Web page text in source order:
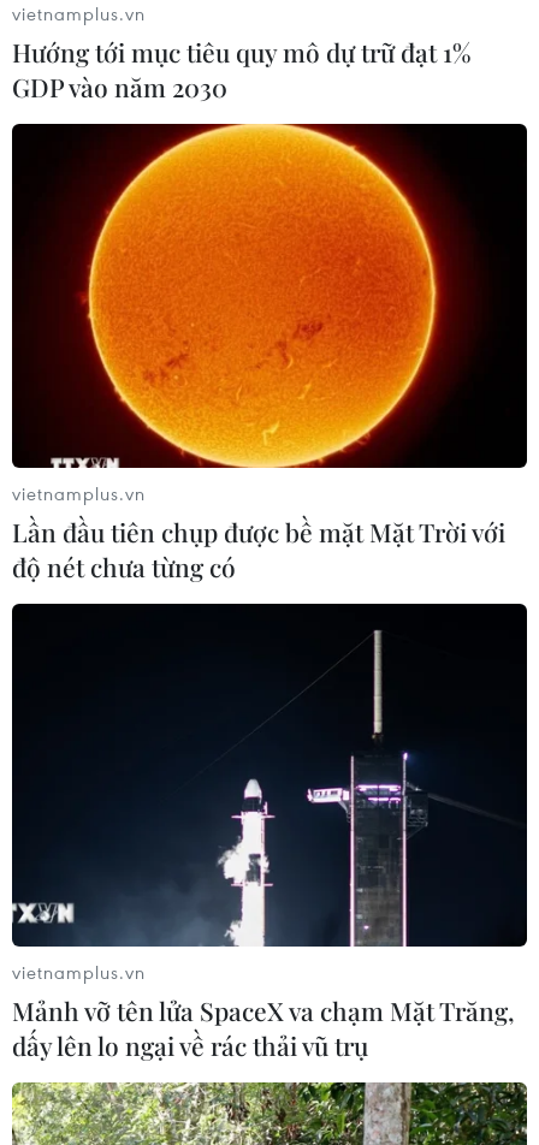
Nhấp chuột để xem kích thước chuẩn.
Diễn ra tại Thủ đô Hà Nội từ ngày 27-30/11/1987,
Đại hội đại biểu toàn quốc Đoàn Thanh niên
Cộng sản Hồ Chí Minh lần thứ V có 750 đại biểu
Với việc phát động phong trào “Tuổi trẻ xung
kích, sáng tạo xây dựng và bảo vệ Tổ quốc,” Đại
hội đại biểu toàn quốc Đoàn Thanh niên Cộng
sản Hồ Chí Minh lần thứ V là sự kiện chính trị
đặc biệt quan trọng của thế hệ trẻ trong công
cuộc đổi mới, là kỳ Đại hội của hành động vì
tương lai, hạnh phúc của nhân dân./.
vietnamplus.vn
Hướng tới mục tiêu quy mô dự trữ đạt 1%
GDP vào năm 2030
vietnamplus.vn
Lần đầu tiên chụp được bề mặt Mặt Trời với
độ nét chưa từng có
vietnamplus.vn
Mảnh vỡ tên lửa SpaceX va chạm Mặt Trăng,
dấy lên lo ngại về rác thải vũ trụ